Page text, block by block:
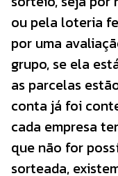
ou pela loteria
por uma
grupo, se ela
as parcelas
conta já foi
cada empresa
que não for
sorteada,